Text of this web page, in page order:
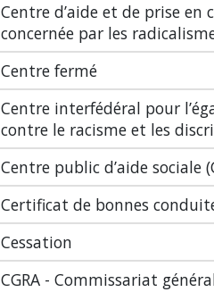
Centre d’aide et de prise
concernée par les
Centre fermé
Centre interfédéral pour
contre le racisme et les
Centre public d’aide sociale
Certificat de bonnes
Cessation
CGRA - Commissariat